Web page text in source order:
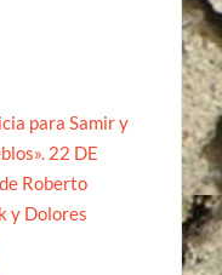
para Samir y
22 DE
Roberto
y Dolores